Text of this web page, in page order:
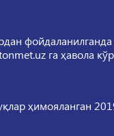
фойдаланилганда
га ҳавола
ҳимояланган